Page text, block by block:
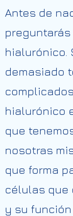
Antes de
hialurónico.
demasiado
hialurónico
que
nosotras
que forma
células que
y su